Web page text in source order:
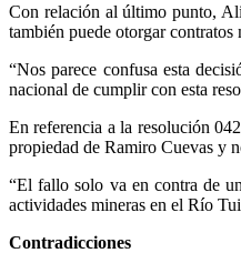
Con relación al último punto,
también puede otorgar contratos
“Nos parece confusa esta
nacional de cumplir con esta
En referencia a la resolución
propiedad de Ramiro Cuevas y
“El fallo solo va en contra de
actividades mineras en el Río
Contradicciones